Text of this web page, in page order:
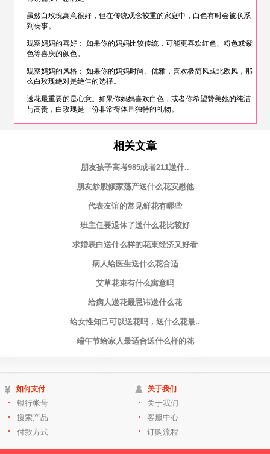
虽然白玫瑰寓意很好，但在传统观念较重的家庭中，白色有时会被联系
到丧事。
观察妈妈的喜好： 如果你的妈妈比较传统，可能更喜欢红色、粉色或紫
色等喜庆的颜色。
观察妈妈的风格： 如果你的妈妈时尚、优雅，喜欢极简风或北欧风，那
么白玫瑰绝对是绝佳的选择。
送花最重要的是心意。如果你妈妈喜欢白色，或者你希望赞美她的纯洁
与高贵，白玫瑰是一份非常得体且独特的礼物。
相关文章
朋友孩子高考985或者211送什..
朋友炒股倾家荡产送什么花安慰他
代表友谊的常见鲜花有哪些
班主任要退休了送什么花比较好
求婚表白送什么样的花束经济又好看
病人给医生送什么花合适
艾草花束有什么寓意吗
给病人送花最忌讳送什么花
给女性知己可以送花吗，送什么花最..
端午节给家人最适合送什么样的花
如何支付 关于我们
银行帐号
关于我们
搜索产品
客服中心
付款方式
订购流程